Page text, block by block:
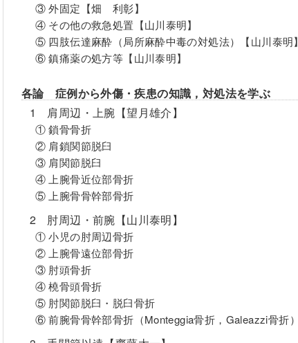
③ 外固定【畑 利彰】
④ その他の救急処置【山川泰明】
⑤ 四肢伝達麻酔（局所麻酔中毒の対処法）【山川泰明】
⑥ 鎮痛薬の処方等【山川泰明】
各論 症例から外傷・疾患の知識，対処法を学ぶ
1 肩周辺・上腕【望月雄介】
① 鎖骨骨折
② 肩鎖関節脱臼
③ 肩関節脱臼
④ 上腕骨近位部骨折
⑤ 上腕骨骨幹部骨折
2 肘周辺・前腕【山川泰明】
① 小児の肘周辺骨折
② 上腕骨遠位部骨折
③ 肘頭骨折
④ 橈骨頭骨折
⑤ 肘関節脱臼・脱臼骨折
⑥ 前腕骨骨幹部骨折（Monteggia骨折，Galeazzi骨折）